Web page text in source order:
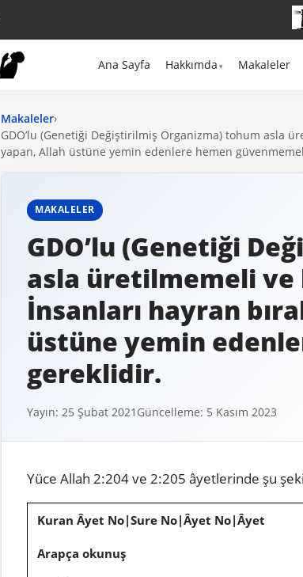
Ana Sayfa Hakkımda Makaleler
Makaleler›
GDO’lu (Genetiği Değiştirilmiş Organizma) tohum asla
yapan, Allah üstüne yemin edenlere hemen
MAKALELER
GDO’lu (Genetiği
asla üretilmemeli ve
İnsanları hayran
üstüne yemin
gereklidir.
Yayın: 25 Şubat 2021 Güncelleme: 5 Kasım 2023
Yüce Allah 2:204 ve 2:205 âyetlerinde şu
Kuran Âyet No|Sure No|Âyet No|Âyet
Arapça okunuş